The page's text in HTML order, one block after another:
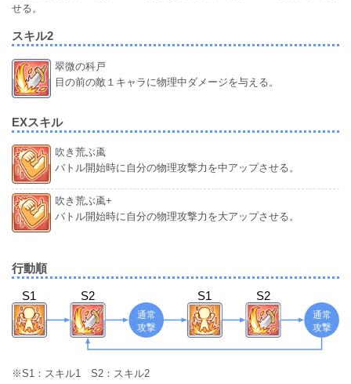
せる。
スキル2
翠微の科戸
目の前の敵１キャラに物理中ダメージを与える。
EXスキル
吹き荒ぶ颪
バトル開始時に自分の物理攻撃力を中アップさせる。
吹き荒ぶ颪+
バトル開始時に自分の物理攻撃力を大アップさせる。
行動順
S1 S2 S1 S2
※S1：スキル1 S2：スキル2